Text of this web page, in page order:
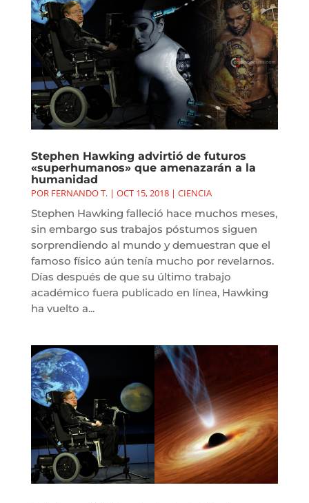
Stephen Hawking advirtió de futuros
«superhumanos» que amenazarán a la
humanidad
POR FERNANDO T.| OCT 15, 2018| CIENCIA
Stephen Hawking falleció hace muchos meses,
sin embargo sus trabajos póstumos siguen
sorprendiendo al mundo y demuestran que el
famoso físico aún tenía mucho por revelarnos.
Días después de que su último trabajo
académico fuera publicado en línea, Hawking
ha vuelto a...